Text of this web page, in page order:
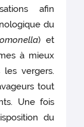
afin
du
) et
à mieux
les vergers.
tout
Une fois
du